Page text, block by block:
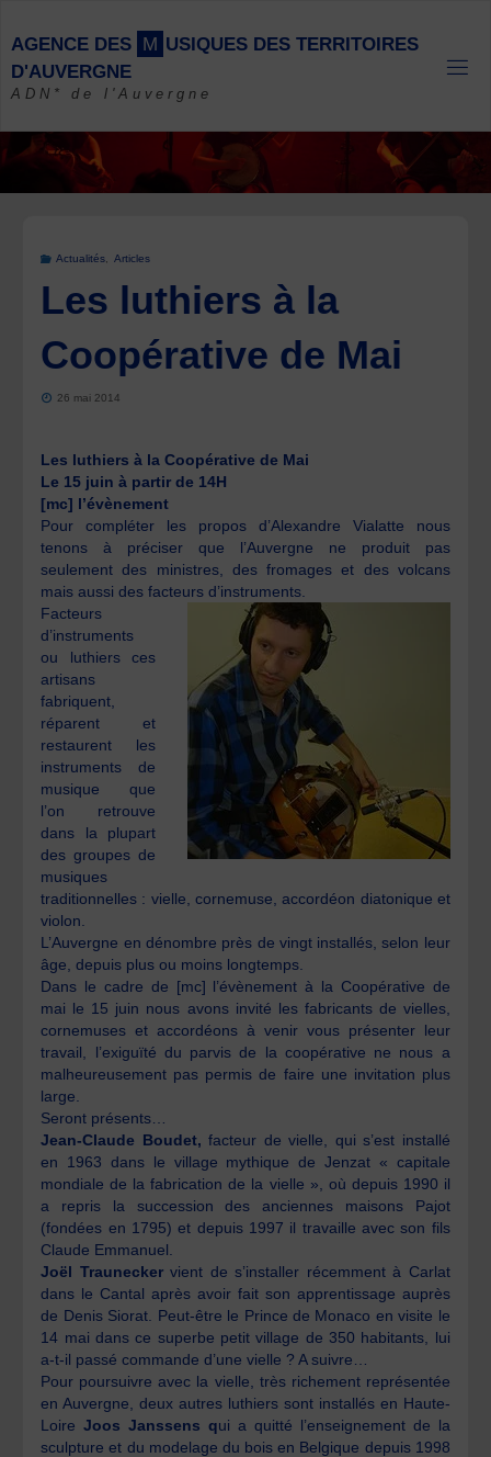
content
AGENCE DES M USIQUES DES TERRITOIRES
D'AUVERGNE
ADN* de l'Auvergne
Actualités Articles
Les luthiers à la
Coopérative de Mai
26 mai 2014
Les luthiers à la Coopérative de Mai
Le 15 juin à partir de 14H
[mc] l’évènement
Pour compléter les propos d’Alexandre Vialatte nous
tenons à préciser que l’Auvergne ne produit pas
seulement des ministres, des fromages et des volcans
mais aussi des facteurs d’instruments.
Facteurs
d’instruments
ou luthiers ces
artisans
fabriquent,
réparent et
restaurent les
instruments de
musique que
l’on retrouve
dans la plupart
des groupes de
musiques
traditionnelles : vielle, cornemuse, accordéon diatonique et
violon.
L’Auvergne en dénombre près de vingt installés, selon leur
âge, depuis plus ou moins longtemps.
Dans le cadre de [mc] l’évènement à la Coopérative de
mai le 15 juin nous avons invité les fabricants de vielles,
cornemuses et accordéons à venir vous présenter leur
travail, l’exiguïté du parvis de la coopérative ne nous a
malheureusement pas permis de faire une invitation plus
large.
Seront présents…
Jean-Claude Boudet, facteur de vielle, qui s’est installé
en 1963 dans le village mythique de Jenzat « capitale
mondiale de la fabrication de la vielle », où depuis 1990 il
a repris la succession des anciennes maisons Pajot
(fondées en 1795) et depuis 1997 il travaille avec son fils
Claude Emmanuel.
Joël Trauneckervient de s’installer récemment à Carlat
dans le Cantal après avoir fait son apprentissage auprès
de Denis Siorat. Peut-être le Prince de Monaco en visite le
14 mai dans ce superbe petit village de 350 habitants, lui
a-t-il passé commande d’une vielle ? A suivre…
Pour poursuivre avec la vielle, très richement représentée
en Auvergne, deux autres luthiers sont installés en Haute-
LoireJoos Janssens qui a quitté l’enseignement de la
sculpture et du modelage du bois en Belgique depuis 1998